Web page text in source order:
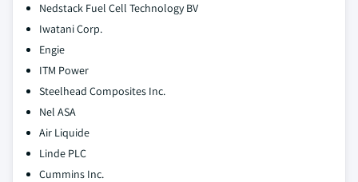
Nedstack Fuel Cell Technology BV
Iwatani Corp.
Engie
ITM Power
Steelhead Composites Inc.
Nel ASA
Air Liquide
Linde PLC
Cummins Inc.